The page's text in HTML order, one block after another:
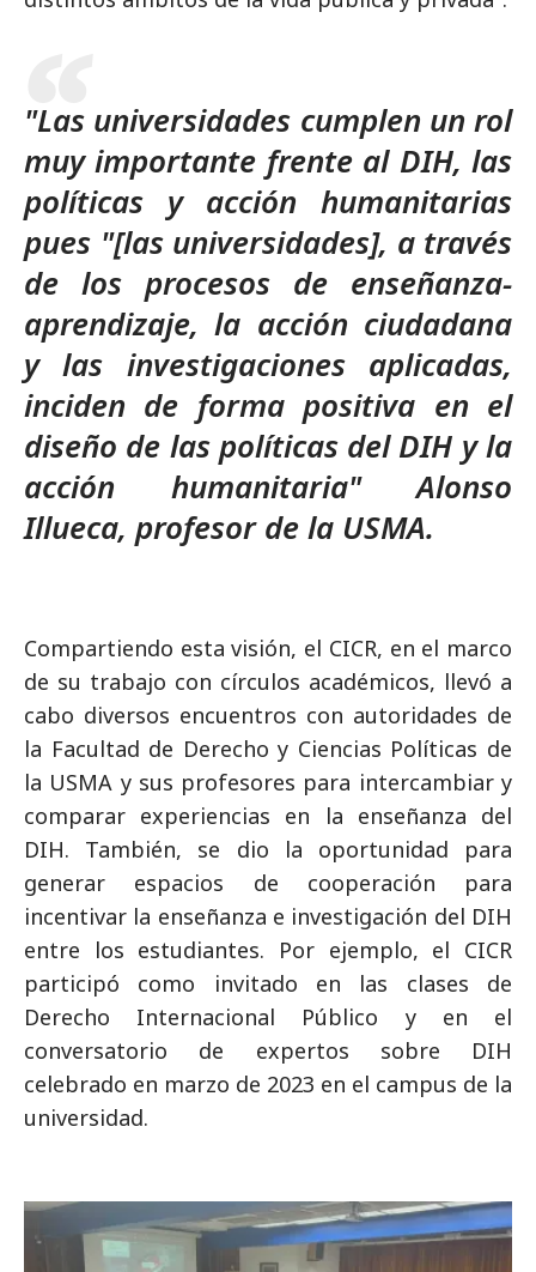
"Las universidades cumplen un rol
muy importante frente al DIH, las
políticas y acción humanitarias
pues "[las universidades], a través
de los procesos de enseñanza-
aprendizaje, la acción ciudadana
y las investigaciones aplicadas,
inciden de forma positiva en el
diseño de las políticas del DIH y la
acción humanitaria" Alonso
Illueca, profesor de la USMA.
Compartiendo esta visión, el CICR, en el marco
de su trabajo con círculos académicos, llevó a
cabo diversos encuentros con autoridades de
la Facultad de Derecho y Ciencias Políticas de
la USMA y sus profesores para intercambiar y
comparar experiencias en la enseñanza del
DIH. También, se dio la oportunidad para
generar espacios de cooperación para
incentivar la enseñanza e investigación del DIH
entre los estudiantes. Por ejemplo, el CICR
participó como invitado en las clases de
Derecho Internacional Público y en el
conversatorio de expertos sobre DIH
celebrado en marzo de 2023 en el campus de la
universidad.